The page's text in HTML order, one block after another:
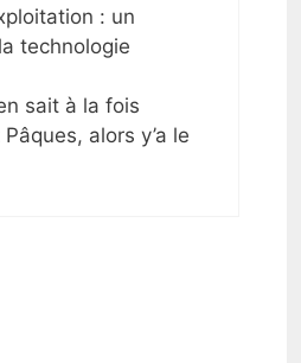
: un
technologie
sait à la fois
alors y’a le